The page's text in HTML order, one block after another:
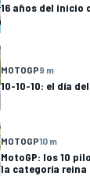
16 años del inicio
MOTOGP9 m
10-10-10: el día
MOTOGP10 m
MotoGP: los 10
la categoría reina